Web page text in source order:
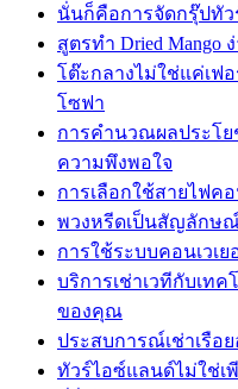
นั่นก็คือการจัดกรุ๊ปทัว
สูตรทำ Dried Mango
โต๊ะกลางไม่ใช่แค่เฟ
โซฟา
การคำนวณผลประโย
ความพึงพอใจ
การเลือกใช้สายไฟ
พวงหรีดเป็นสัญลักษ
การใช้ระบบคอนเวเ
บริการเช่าเวทีกับเท
ของคุณ
ประสบการณ์เช่าเรือ
ทัวร์ไอซ์แลนด์ไม่ใช่เ